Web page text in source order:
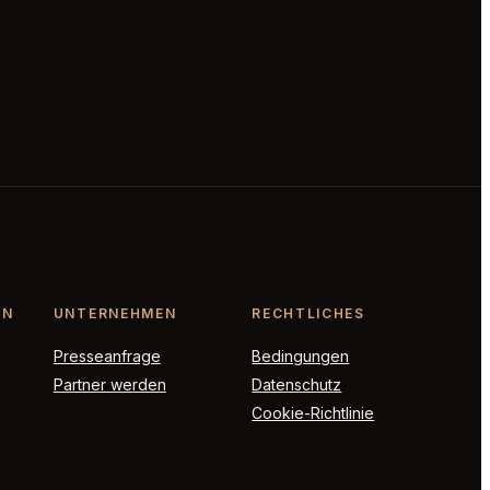
UNTERNEHMEN
Presseanfrage
Partner werden
RECHTLICHES
Bedingungen
Datenschutz
Cookie-Richtlinie